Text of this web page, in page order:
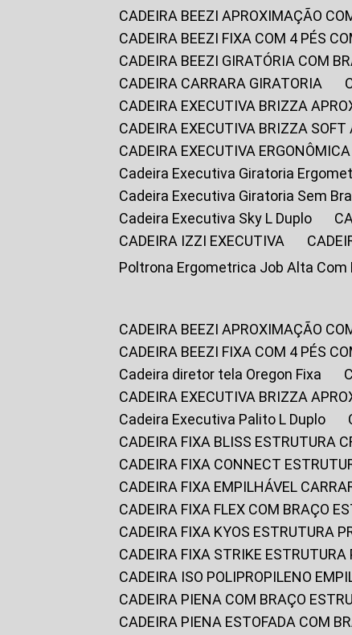
CADEIRA BEEZI APROXIMAÇÃO
CADEIRA BEEZI FIXA COM 4 PÉS
CADEIRA BEEZI GIRATÓRIA COM
CADEIRA CARRARA GIRATORIA
CADEIRA EXECUTIVA BRIZZA
CADEIRA EXECUTIVA BRIZZA
CADEIRA EXECUTIVA
Cadeira Executiva Giratoria
Cadeira Executiva Giratoria Sem
Cadeira Executiva Sky L Duplo
CADEIRA IZZI EXECUTIVA
Poltrona Ergometrica Job Alta Com
CADEIRA BEEZI APROXIMAÇÃO
CADEIRA BEEZI FIXA COM 4 PÉS
Cadeira diretor tela Oregon Fixa
CADEIRA EXECUTIVA BRIZZA
Cadeira Executiva Palito L Duplo
CADEIRA FIXA BLISS ESTRUTURA
CADEIRA FIXA CONNECT
CADEIRA FIXA EMPILHÁVEL
CADEIRA FIXA FLEX COM BRAÇO
CADEIRA FIXA KYOS ESTRUTURA
CADEIRA FIXA STRIKE ESTRUTURA
CADEIRA ISO POLIPROPILENO
CADEIRA PIENA COM BRAÇO
CADEIRA PIENA ESTOFADA COM